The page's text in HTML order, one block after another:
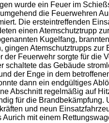
wurde ein Feuer im
die Feuerwehren
Die ersteintreffenden
einen Atemschutztrupp
Kugelfang,
Atemschutztrupps zur
Feuerwehr sorgte für die
das Gebäude
der Enge in dem
dann ein endgültiges
Abschnitt regelmäßig auf
für die
und neun
mit einem